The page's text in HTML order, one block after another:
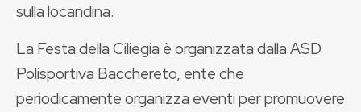
sulla locandina.
La Festa della Ciliegia è organizzata dalla ASD
Polisportiva Bacchereto, ente che
periodicamente organizza eventi per promuovere